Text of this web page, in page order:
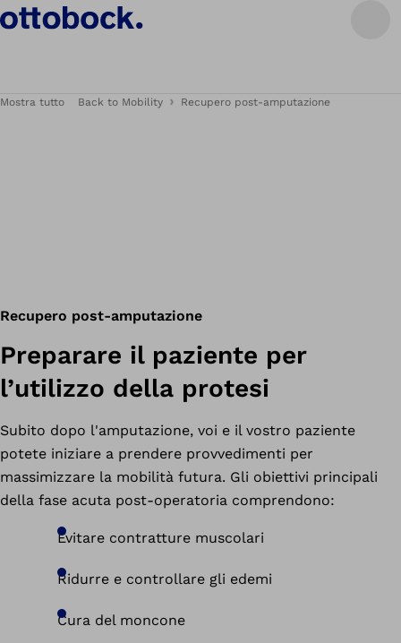
Mostra tutto Back to Mobility Recupero post-amputazione
Recupero post-amputazione
Preparare il paziente per
l’utilizzo della protesi
Subito dopo l'amputazione, voi e il vostro paziente
potete iniziare a prendere provvedimenti per
massimizzare la mobilità futura. Gli obiettivi principali
della fase acuta post-operatoria comprendono:
Evitare contratture muscolari
Ridurre e controllare gli edemi
Cura del moncone